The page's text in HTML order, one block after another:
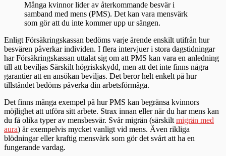
Många kvinnor lider av återkommande besvär i
samband med mens (PMS). Det kan vara mensvärk
som gör att du inte kommer upp ur sängen.
Enligt Försäkringskassan bedöms varje ärende enskilt utifrån hur
besvären påverkar individen. I flera intervjuer i stora dagstidningar
har Försäkringskassan uttalat sig om att PMS kan vara en anledning
till att beviljas Särskilt högriskskydd, men att det inte finns några
garantier att en ansökan beviljas. Det beror helt enkelt på hur
tillståndet bedöms påverka din arbetsförmåga.
Det finns många exempel på hur PMS kan begränsa kvinnors
möjlighet att utföra sitt arbete. Strax innan eller när du har mens kan
du få olika typer av mensbesvär. Svår migrän (särskilt migrän med
aura) är exempelvis mycket vanligt vid mens. Även rikliga
blödningar eller kraftig mensvärk som gör det svårt att ha en
fungerande vardag.